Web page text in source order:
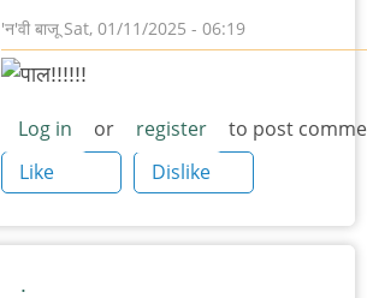
'न'वी बाजूSat, 01/11/2025 - 06:19
In
आता
एक
पालीचे
Log in or register
to post
Like
Dislike
.